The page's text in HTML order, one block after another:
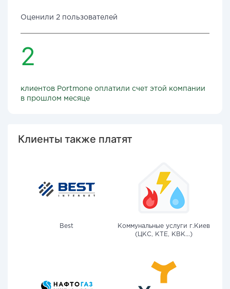
Оценили 2 пользователей
2
клиентов Portmone оплатили счет этой компании
в прошлом месяце
Клиенты также платят
Best
Коммунальные услуги г.Киев
(ЦКС, КТЕ, КВК...)